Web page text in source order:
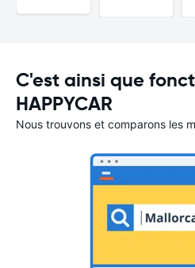
C'est ainsi que
HAPPYCAR
Nous trouvons et comparons les